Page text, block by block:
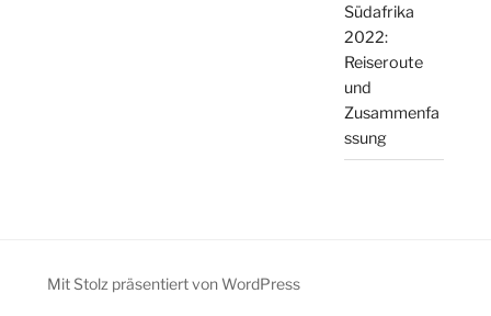
Südafrika
2022:
Reiseroute
und
Zusammenfa
ssung
Mit Stolz präsentiert von WordPress